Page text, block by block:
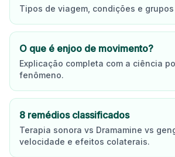
Tipos de viagem, condições e
O que é enjoo de movimento?
Explicação completa com a ciência
fenômeno.
8 remédios classificados
Terapia sonora vs Dramamine vs
velocidade e efeitos colaterais.